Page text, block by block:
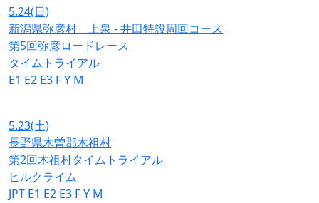
5.24(日)
新潟県弥彦村 上泉 - 井田特設周回コース
第5回弥彦ロードレース
タイムトライアル
E1 E2 E3 FY M
5.23(土)
長野県木曽郡木祖村
第2回木祖村タイムトライアル
ヒルクライム
JPT E1 E2 E3 FY M